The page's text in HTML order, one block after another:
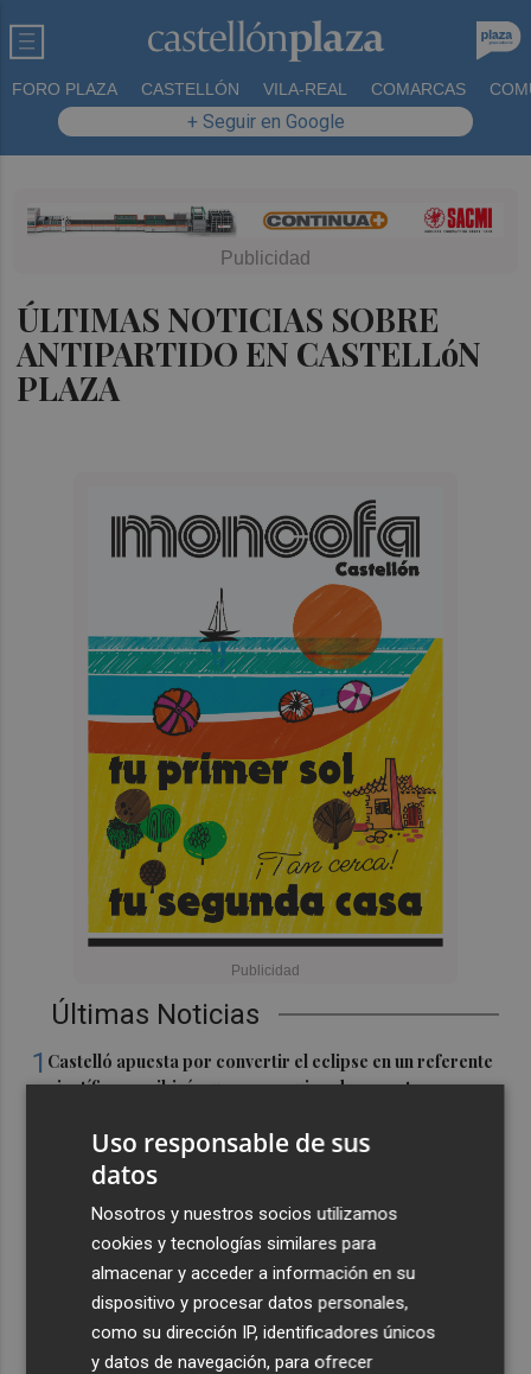
FORO PLAZA CASTELLÓN VILA-REAL COMARCAS
+ Seguir en Google
ÚLTIMAS NOTICIAS SOBRE
ANTIPARTIDO EN CASTELLóN
PLAZA
Últimas Noticias
1 Castelló apuesta por convertir el eclipse en un referente
científico: recibirá a un gran equipo de expertos
El Villarreal anuncia a sus seis capitanes: Gerard
Moreno, Foyth, Comesaña, Ayoze, Cardona y Logan
Costa
Más problemas en el lateral derecho: Monferrer sufre
una lesión muscular
San Javier da viabilidad al nuevo contrato del transporte
urbano y a un hotel de cuatro estrellas en La Manga con
324 habitaciones
Uso responsable de sus
datos
Nosotros y nuestros socios utilizamos
cookies y tecnologías similares para
almacenar y acceder a información en su
dispositivo y procesar datos personales,
como su dirección IP, identificadores únicos
y datos de navegación, para ofrecer